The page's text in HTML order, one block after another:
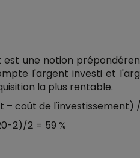
est une notion
l'argent investi et
la plus rentable.
– coût de
2)/2 = 59 %